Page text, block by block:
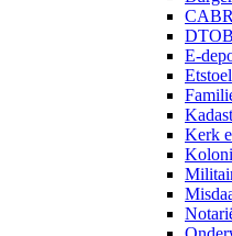
CABR
E-
Etstoel
Kerk